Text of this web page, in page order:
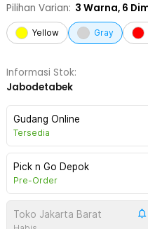
Pilihan Varian: 3 Warna, 6
Yellow Gray
Informasi Stok:
Jabodetabek
Gudang Online
Tersedia
Pick n Go Depok
Pre-Order
Toko Jakarta Barat